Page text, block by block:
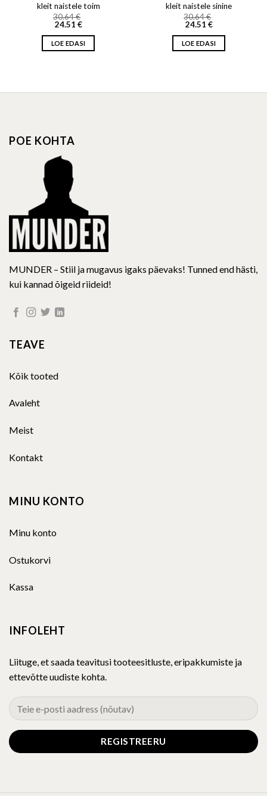
kleit naistele toim
30.64€
24.51 €
LOE EDASI
kleit naistele sinine
30.64€
24.51 €
LOE EDASI
POE KOHTA
MUNDER – Stiil ja mugavus igaks päevaks! Tunned end hästi,
kui kannad õigeid riideid!
TEAVE
Kõik tooted
Avaleht
Meist
Kontakt
MINU KONTO
Minu konto
Ostukorvi
Kassa
INFOLEHT
Liituge, et saada teavitusi tooteesitluste, eripakkumiste ja
ettevõtte uudiste kohta.